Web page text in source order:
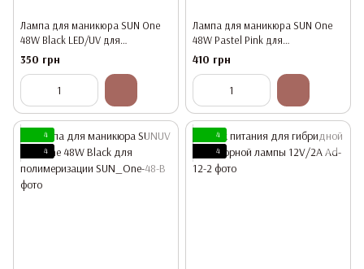
Лампа для маникюра SUN One
48W Black LED/UV для
полимеризации
350 грн
Лампа для маникюра SUN One
48W Pastel Pink для
полимеризации
410 грн
4
4
4
4